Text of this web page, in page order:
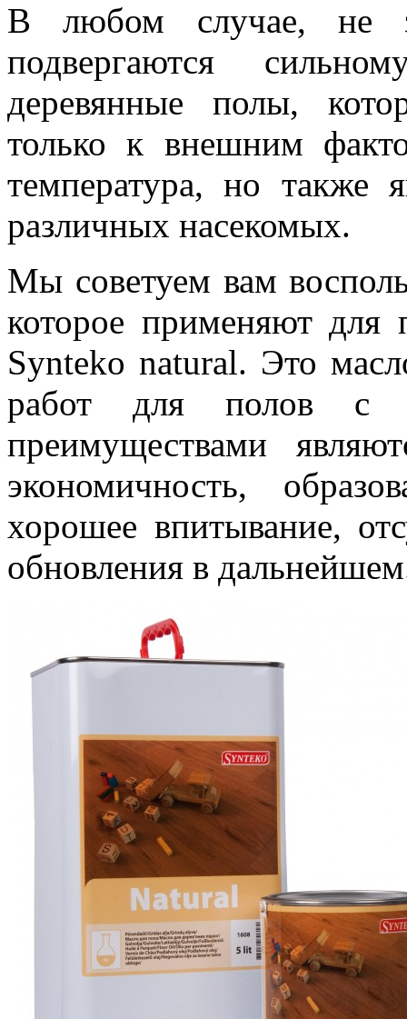
В любом случае, не
подвергаются
деревянные полы,
только к внешним
температура, но также
различных насекомых.
Мы советуем вам
которое применяют для
Synteko natural. Это
работ для полов с
преимуществами
экономичность,
хорошее впитывание,
обновления в